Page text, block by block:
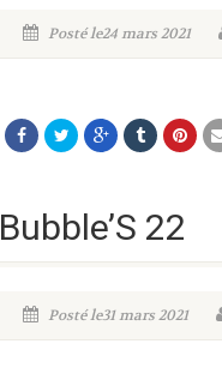
Posté le24 mars 2021
Bubble’S 22
Posté le31 mars 2021